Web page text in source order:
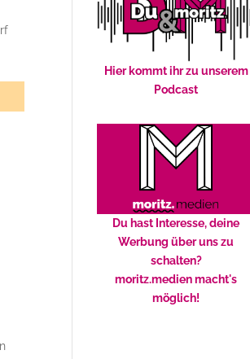
Hier kommt ihr zu unserem
Podcast
Du hast Interesse, deine
Werbung über uns zu
schalten?
moritz.medien macht's
möglich!